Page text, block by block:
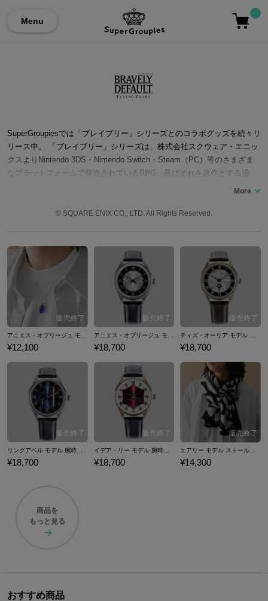
Menu
SuperGroupiesでは「ブレイブリー」シリーズとのコラボグッズを続々リ
リース中。 「ブレイブリー」シリーズは、株式会社スクウェア・エニッ
クスよりNintendo 3DS・Nintendo Switch・Steam（PC）等のさまざま
なプラットフォームで発売されているRPG、及びそれを原作とする漫
画・小説などのメディアミックス作品。 『光の4戦士 -ファイナルファン
士』の主要スタッフ陣が「完全新作」として手掛けた「王道ファンタジ
前『完全新作』と言いつつ『ファイナルファンタジー』とのつながりを
意識させるような表現に否定的な意見が寄せられたが、発売後、サブタ
イトルの意味が思わぬエンディングで明らかになり、更にエンディング
後「本作は『FF』ではない」という演出が行われたことで、世間の評判
が一転し、高い評価を得ました。 2022年に10周年を迎えた「ブレイブリ
ー」シリーズは現在ソーシャルゲームを含め、『ブレイブリーデフォル
ト フライングフェアリー（BDFF）』、『ブレイブリーデフォルト プレ
イングブレージュ（BDPB）』、『ブレイブリーデフォルト フォーザ・
リーアーカイブ ディーズレポート（BADR）』、『ブレイブリーセカン
ド（BSEL）』、『ブレイブリーデフォルト フェアリーズエフェクト（B
DFE）』、『BRAVELY DEFAULT II（BD2）』（Steam版移植発売あ
り）、『ブレイブリーデフォルト ブリリアントライツ（BDBL）』の8作
（発売順番）がリリースされています。 ここでは『ブレイブリーデフォ
ルト フライングフェアリー』より、アニエス・オブリージュ、ティズ・
オーリア、イデア・リー、リングアベル、エアリーをイメージした腕時
計やストール＆ストールピン、ネックレスなど…「ブレイブリー」シリ
© SQUARE ENIX CO., LTD. All Rights Reserved.
¥12,100 ¥18,700 ¥18,700
リングアベル モデル 腕時計 ブレイブリーデフォルト フライングフェアリー
¥18,700
イデア・リー モデル 腕時計 ブレイブリーデフォルト フライングフェアリー
¥18,700
エアリー モデル ストール＆ストールピン ブレイブリーデフォルト フライングフェアリー
¥14,300
商品を
もっと見る
おすすめ商品